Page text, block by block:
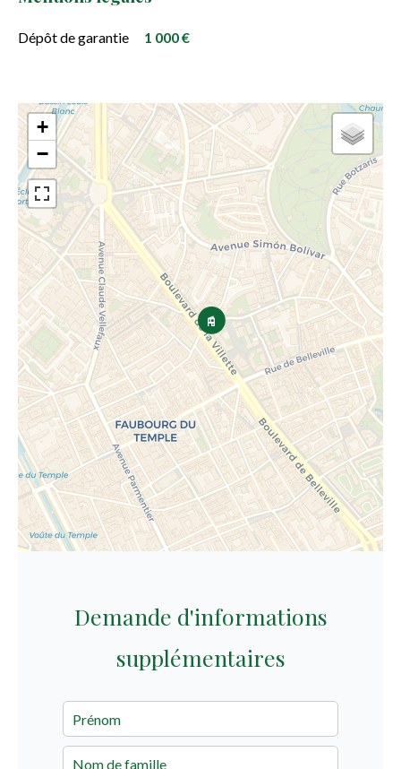
Dépôt de garantie 1 000 €
+
−
Demande d'informations
supplémentaires